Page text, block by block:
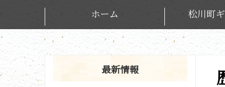
ホーム 松川町
歴史講演会「
最新情報